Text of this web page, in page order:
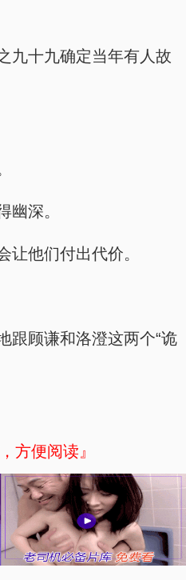
九十九确定当年有人故
幽深。
让他们付出代价。
跟顾谦和洛澄这两个“诡
方便阅读』